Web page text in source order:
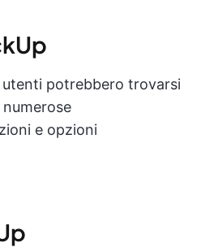
utenti potrebbero trovarsi
e opzioni